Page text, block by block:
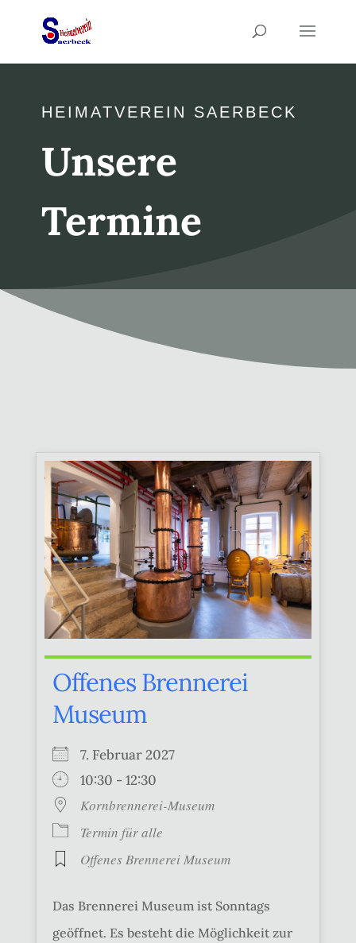
HEIMATVEREIN SAERBECK
Unsere
Termine
Offenes Brennerei
Museum
7. Februar 2027
10:30 - 12:30
Kornbrennerei-Museum
Termin für alle
Offenes Brennerei Museum
Das Brennerei Museum ist Sonntags
geöffnet. Es besteht die Möglichkeit zur